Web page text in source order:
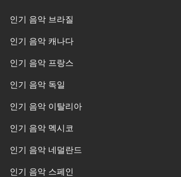
인기 음악 브라질
인기 음악 캐나다
인기 음악 프랑스
인기 음악 독일
인기 음악 이탈리아
인기 음악 멕시코
인기 음악 네덜란드
인기 음악 스페인